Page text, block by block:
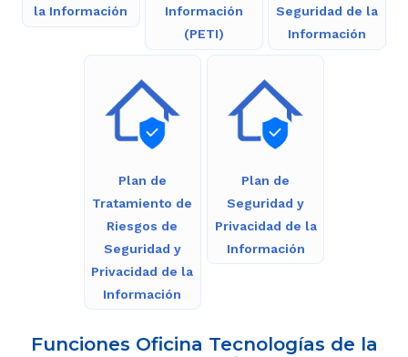
la Información
Información
(PETI)
Seguridad de la
Información
Plan de
Tratamiento de
Riesgos de
Seguridad y
Privacidad de la
Información
Plan de
Seguridad y
Privacidad de la
Información
Funciones Oficina Tecnologías de la